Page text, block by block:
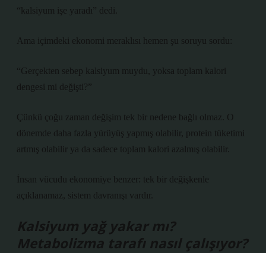
“kalsiyum işe yaradı” dedi.
Ama içimdeki ekonomi meraklısı hemen şu soruyu sordu:
“Gerçekten sebep kalsiyum muydu, yoksa toplam kalori
dengesi mi değişti?”
Çünkü çoğu zaman değişim tek bir nedene bağlı olmaz. O
dönemde daha fazla yürüyüş yapmış olabilir, protein tüketimi
artmış olabilir ya da sadece toplam kalori azalmış olabilir.
İnsan vücudu ekonomiye benzer: tek bir değişkenle
açıklanamaz, sistem davranışı vardır.
Kalsiyum yağ yakar mı?
Metabolizma tarafı nasıl çalışıyor?